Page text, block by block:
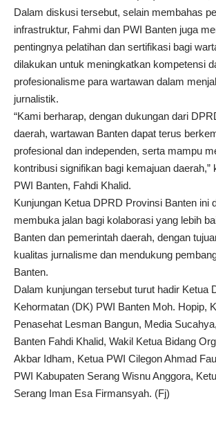
Dalam diskusi tersebut, selain membahas
infrastruktur, Fahmi dan PWI Banten juga
pentingnya pelatihan dan sertifikasi bagi
dilakukan untuk meningkatkan kompetensi
profesionalisme para wartawan dalam
jurnalistik.
“Kami berharap, dengan dukungan dari
daerah, wartawan Banten dapat terus
profesional dan independen, serta mampu
kontribusi signifikan bagi kemajuan daerah,”
PWI Banten, Fahdi Khalid.
Kunjungan Ketua DPRD Provinsi Banten ini
membuka jalan bagi kolaborasi yang lebih
Banten dan pemerintah daerah, dengan
kualitas jurnalisme dan mendukung
Banten.
Dalam kunjungan tersebut turut hadir Ketua
Kehormatan (DK) PWI Banten Moh. Hopip,
Penasehat Lesman Bangun, Media
Banten Fahdi Khalid, Wakil Ketua Bidang
Akbar Idham, Ketua PWI Cilegon Ahmad
PWI Kabupaten Serang Wisnu Anggora,
Serang Iman Esa Firmansyah. (Fj)